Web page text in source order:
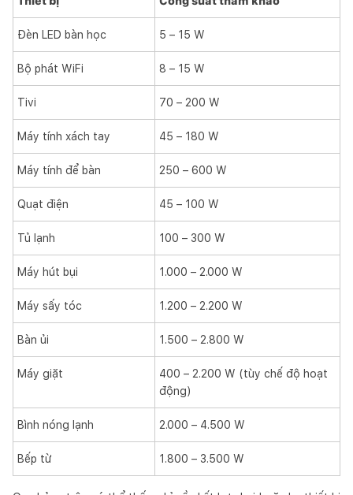
Đèn LED bàn học 5 – 15 W
Bộ phát WiFi 8 – 15 W
Tivi 70 – 200 W
Máy tính xách tay 45 – 180 W
Máy tính để bàn 250 – 600 W
Quạt điện 45 – 100 W
Tủ lạnh 100 – 300 W
Máy hút bụi 1.000 – 2.000 W
Máy sấy tóc 1.200 – 2.200 W
Bàn ủi 1.500 – 2.800 W
Máy giặt
400 – 2.200 W (tùy chế độ hoạt
động)
Bình nóng lạnh 2.000 – 4.500 W
Bếp từ 1.800 – 3.500 W